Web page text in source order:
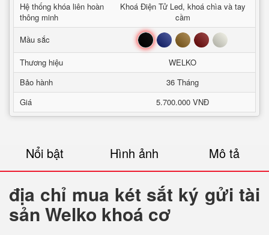
Hệ thống khóa liên hoàn
thông minh
Khoá Điện Tử Led, khoá chìa và tay
cầm
Mầu sắc
Đen Xanh Nâu Đỏ Trắng
Thương hiệu
WELKO
Bảo hành
36 Tháng
Giá
5.700.000 VNĐ
Nổi bật Hình ảnh Mô tả
địa chỉ mua két sắt ký gửi tài
sản Welko khoá cơ